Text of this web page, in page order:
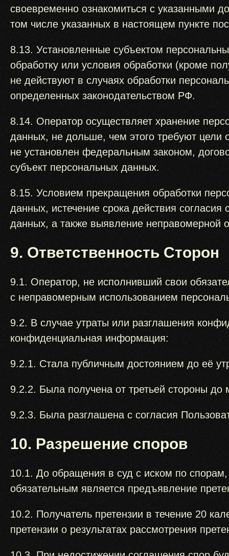
своевременно ознакомиться с указанными
том числе указанных в настоящем пункте
8.13. Установленные субъектом
обработку или условия обработки (кроме
не действуют в случаях обработки
определенных законодательством РФ.
8.14. Оператор осуществляет хранение
данных, не дольше, чем этого требуют цели
не установлен федеральным законом,
субъект персональных данных.
8.15. Условием прекращения обработки
данных, истечение срока действия
данных, а также выявление неправомерной
9. Ответственность Сторон
9.1. Оператор, не исполнивший свои
с неправомерным использованием
9.2. В случае утраты или разглашения
конфиденциальная информация:
9.2.1. Стала публичным достоянием до её
9.2.2. Была получена от третьей стороны
9.2.3. Была разглашена с согласия
10. Разрешение споров
10.1. До обращения в суд с иском по
обязательным является предъявление
10.2. Получатель претензии в течение 20
претензии о результатах рассмотрения